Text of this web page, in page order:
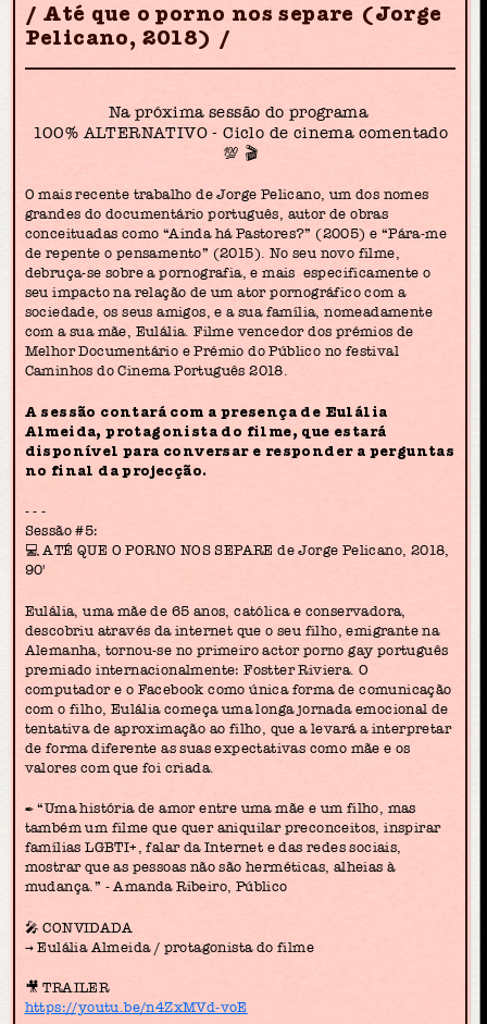
Até que o porno nos separe (Jorge
Pelicano, 2018)
Na próxima sessão do programa
100% ALTERNATIVO - Ciclo de cinema comentado
💯 🎬
O mais recente trabalho de Jorge Pelicano, um dos nomes
grandes do documentário português, autor de obras
conceituadas como “Ainda há Pastores?” (2005) e “Pára-me
de repente o pensamento” (2015). No seu novo filme,
debruça-se sobre a pornografia, e mais especificamente o
seu impacto na relação de um ator pornográfico com a
sociedade, os seus amigos, e a sua família, nomeadamente
com a sua mãe, Eulália. Filme vencedor dos prémios de
Melhor Documentário e Prémio do Público no festival
Caminhos do Cinema Português 2018.
A sessão contará com a presença de Eulália
Almeida, protagonista do filme, que estará
disponível para conversar e responder a perguntas
no final da projecção.
- - -
Sessão #5:
💻 ATÉ QUE O PORNO NOS SEPARE de Jorge Pelicano, 2018,
90'
Eulália, uma mãe de 65 anos, católica e conservadora,
descobriu através da internet que o seu filho, emigrante na
Alemanha, tornou-se no primeiro actor porno gay português
premiado internacionalmente: Fostter Riviera. O
computador e o Facebook como única forma de comunicação
com o filho, Eulália começa uma longa jornada emocional de
tentativa de aproximação ao filho, que a levará a interpretar
de forma diferente as suas expectativas como mãe e os
valores com que foi criada.
✒️ “Uma história de amor entre uma mãe e um filho, mas
também um filme que quer aniquilar preconceitos, inspirar
famílias LGBTI+, falar da Internet e das redes sociais,
mostrar que as pessoas não são herméticas, alheias à
mudança.” - Amanda Ribeiro, Público
🎤 CONVIDADA
→ Eulália Almeida / protagonista do filme
🎥 TRAILER
https://youtu.be/n4ZxMVd-voE